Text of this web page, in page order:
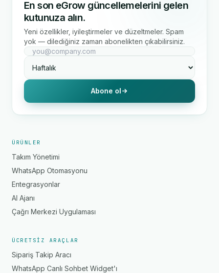
En son eGrow güncellemelerini gelen
kutunuza alın.
Yeni özellikler, iyileştirmeler ve düzeltmeler. Spam
yok — dilediğiniz zaman abonelikten çıkabilirsiniz.
Abone ol
ÜRÜNLER
Takım Yönetimi
WhatsApp Otomasyonu
Entegrasyonlar
AI Ajanı
Çağrı Merkezi Uygulaması
ÜCRETSIZ ARAÇLAR
Sipariş Takip Aracı
WhatsApp Canlı Sohbet Widget'ı